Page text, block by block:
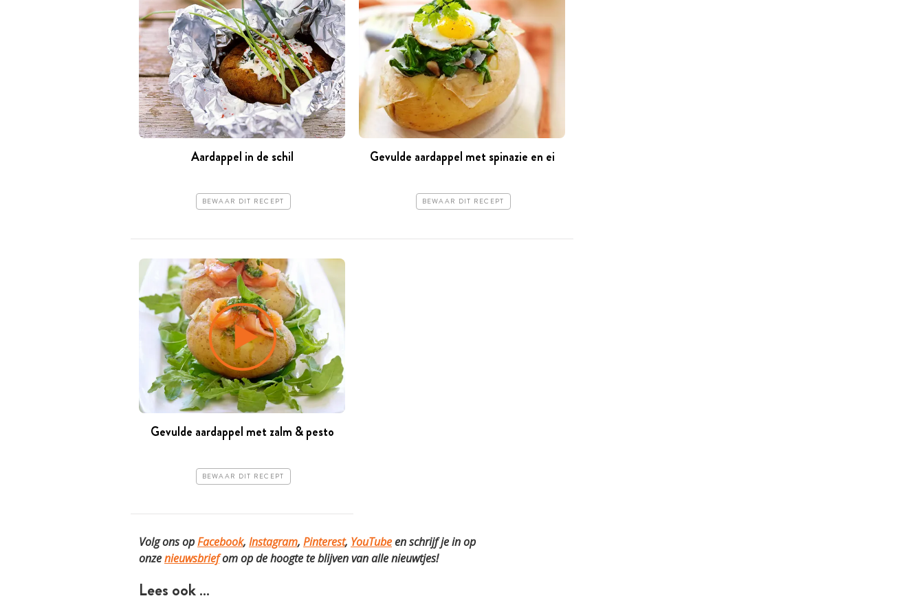
Aardappel in de schil
BEWAAR DIT RECEPT
Gevulde aardappel met spinazie en ei
BEWAAR DIT RECEPT
Gevulde aardappel met zalm & pesto
BEWAAR DIT RECEPT
Volg ons opFacebook, Instagram, Pinterest, YouTubeen schrijf je in op
onzenieuwsbriefom op de hoogte te blijven van alle nieuwtjes!
Lees ook …